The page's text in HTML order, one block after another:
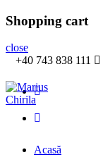
Shopping cart
close
+40 743 838 111
Acasă